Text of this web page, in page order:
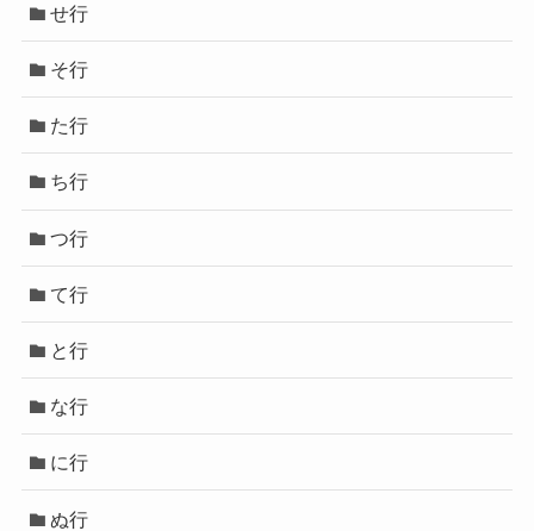
せ行
そ行
た行
ち行
つ行
て行
と行
な行
に行
ぬ行